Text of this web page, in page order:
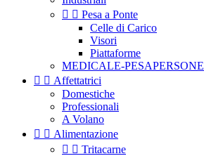
  Pesa a Ponte
Celle di Carico
Visori
Piattaforme
MEDICALE-PESAPERSONE
  Affettatrici
Domestiche
Professionali
A Volano
  Alimentazione
  Tritacarne